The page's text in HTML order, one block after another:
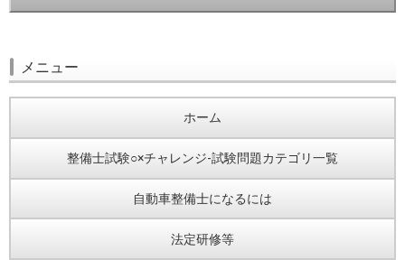
メニュー
ホーム
整備士試験○×チャレンジ-試験問題カテゴリ一覧
自動車整備士になるには
法定研修等